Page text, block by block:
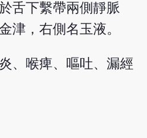
舌下繫帶兩側靜脈
津，右側名玉液。
、喉痺、嘔吐、漏經